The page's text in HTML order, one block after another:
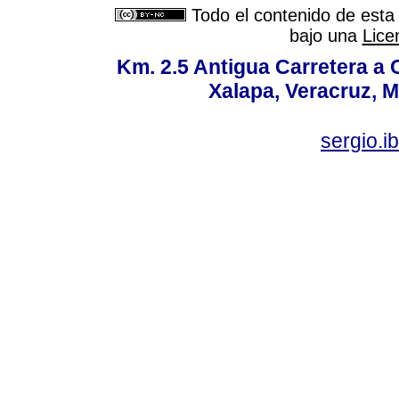
Todo el contenido de
bajo una
Km. 2.5 Antigua Carretera a
Xalapa, Veracruz,